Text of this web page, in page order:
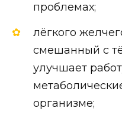
проблемах;
лёгкого
смешанный с
улучшает
организме;